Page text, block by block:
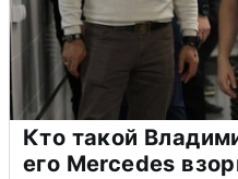
Кто такой
его Mercedes